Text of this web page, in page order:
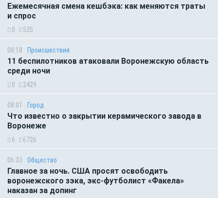
Ежемесячная смена кешбэка: как меняются траты
и спрос
0 535
08:18 Происшествия
11 беспилотников атаковали Воронежскую область
среди ночи
0 2429
08:01 Город
Что известно о закрытии керамического завода в
Воронеже
6 6726
06:33 Общество
Главное за ночь. CША просят освободить
воронежского зэка, экс-футболист «Факела»
наказан за допинг